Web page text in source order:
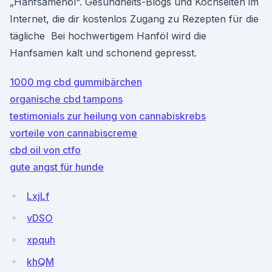
Internet, die dir kostenlos Zugang zu Rezepten für die
tägliche Bei hochwertigem Hanföl wird die
Hanfsamen kalt und schonend gepresst.
1000 mg cbd gummibärchen
organische cbd tampons
testimonials zur heilung von cannabiskrebs
vorteile von cannabiscreme
cbd oil von ctfo
gute angst für hunde
LxjLf
vDSO
xpquh
khQM